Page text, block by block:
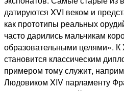
датируются XVI веком и
как прототипы реальных
часто дарились мальчикам
образовательными целями». К
становится классическим
примером тому служит,
Людовиком XIV парламенту